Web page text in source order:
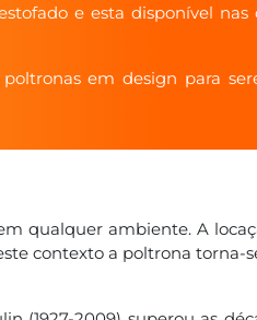
e esta disponível nas
em design para
qualquer ambiente. A
contexto a poltrona torna-